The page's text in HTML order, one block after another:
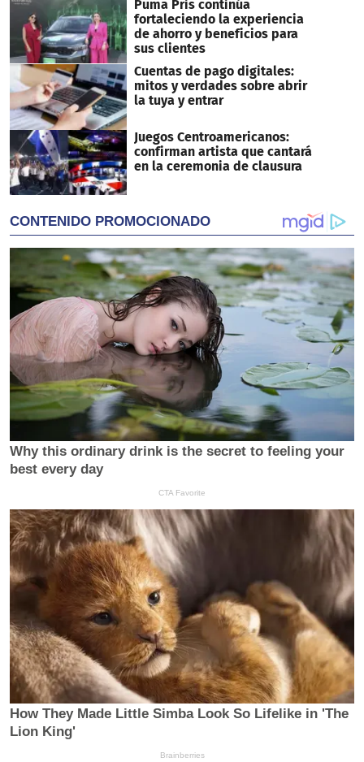
Puma Pris continúa
fortaleciendo la experiencia
de ahorro y beneficios para
sus clientes
Cuentas de pago digitales:
mitos y verdades sobre abrir
la tuya y entrar
Juegos Centroamericanos:
confirman artista que cantará
en la ceremonia de clausura